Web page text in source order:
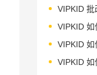
VIPKID 批
VIPKID 如